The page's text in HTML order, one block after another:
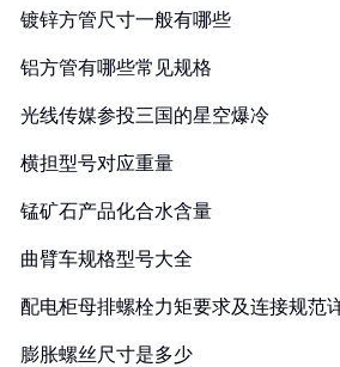
镀锌方管尺寸一般有哪些
铝方管有哪些常见规格
光线传媒参投三国的星空爆冷
横担型号对应重量
锰矿石产品化合水含量
曲臂车规格型号大全
配电柜母排螺栓力矩要求及连接规范
膨胀螺丝尺寸是多少